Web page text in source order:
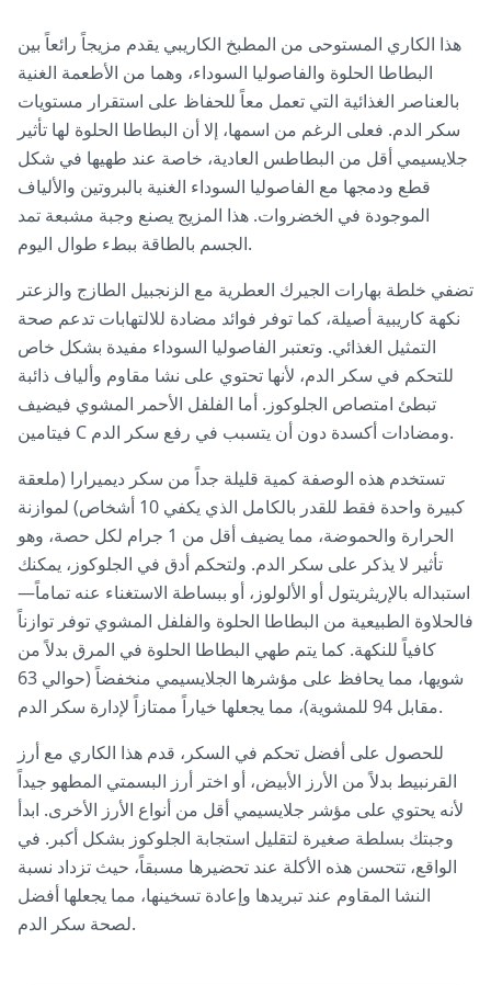
هذا الكاري المستوحى من المطبخ الكاريبي يقدم مزيجاً رائعاً بين
البطاطا الحلوة والفاصوليا السوداء، وهما من الأطعمة الغنية
بالعناصر الغذائية التي تعمل معاً للحفاظ على استقرار مستويات
سكر الدم. فعلى الرغم من اسمها، إلا أن البطاطا الحلوة لها تأثير
جلايسيمي أقل من البطاطس العادية، خاصة عند طهيها في شكل
قطع ودمجها مع الفاصوليا السوداء الغنية بالبروتين والألياف
الموجودة في الخضروات. هذا المزيج يصنع وجبة مشبعة تمد
الجسم بالطاقة ببطء طوال اليوم.
تضفي خلطة بهارات الجيرك العطرية مع الزنجبيل الطازج والزعتر
نكهة كاريبية أصيلة، كما توفر فوائد مضادة للالتهابات تدعم صحة
التمثيل الغذائي. وتعتبر الفاصوليا السوداء مفيدة بشكل خاص
للتحكم في سكر الدم، لأنها تحتوي على نشا مقاوم وألياف ذائبة
تبطئ امتصاص الجلوكوز. أما الفلفل الأحمر المشوي فيضيف
فيتامين C ومضادات أكسدة دون أن يتسبب في رفع سكر الدم.
تستخدم هذه الوصفة كمية قليلة جداً من سكر ديميرارا (ملعقة
كبيرة واحدة فقط للقدر بالكامل الذي يكفي 10 أشخاص) لموازنة
الحرارة والحموضة، مما يضيف أقل من 1 جرام لكل حصة، وهو
تأثير لا يذكر على سكر الدم. ولتحكم أدق في الجلوكوز، يمكنك
استبداله بالإريثريتول أو الألولوز، أو ببساطة الاستغناء عنه تماماً—
فالحلاوة الطبيعية من البطاطا الحلوة والفلفل المشوي توفر توازناً
كافياً للنكهة. كما يتم طهي البطاطا الحلوة في المرق بدلاً من
شويها، مما يحافظ على مؤشرها الجلايسيمي منخفضاً (حوالي 63
مقابل 94 للمشوية)، مما يجعلها خياراً ممتازاً لإدارة سكر الدم.
للحصول على أفضل تحكم في السكر، قدم هذا الكاري مع أرز
القرنبيط بدلاً من الأرز الأبيض، أو اختر أرز البسمتي المطهو جيداً
لأنه يحتوي على مؤشر جلايسيمي أقل من أنواع الأرز الأخرى. ابدأ
وجبتك بسلطة صغيرة لتقليل استجابة الجلوكوز بشكل أكبر. في
الواقع، تتحسن هذه الأكلة عند تحضيرها مسبقاً، حيث تزداد نسبة
النشا المقاوم عند تبريدها وإعادة تسخينها، مما يجعلها أفضل
لصحة سكر الدم.